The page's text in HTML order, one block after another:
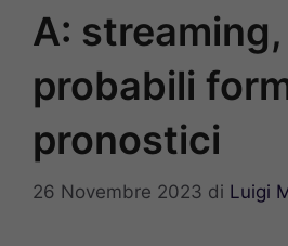
A: streaming,
probabili
pronostici
26 Novembre 2023 di Luigi